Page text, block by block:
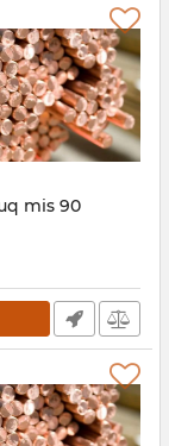
mis 90